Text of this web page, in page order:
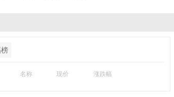
名称 现价 涨跌幅